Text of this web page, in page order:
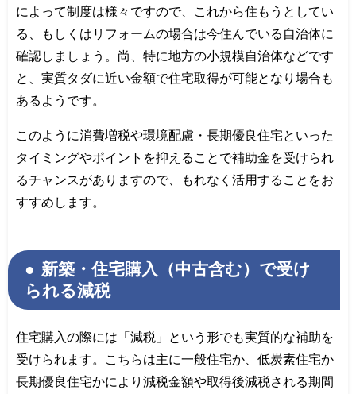
によって制度は様々ですので、これから住もうとしてい
る、もしくはリフォームの場合は今住んでいる自治体に
確認しましょう。尚、特に地方の小規模自治体などです
と、実質タダに近い金額で住宅取得が可能となり場合も
あるようです。
このように消費増税や環境配慮・長期優良住宅といった
タイミングやポイントを抑えることで補助金を受けられ
るチャンスがありますので、もれなく活用することをお
すすめします。
新築・住宅購入（中古含む）で受け
られる減税
住宅購入の際には「減税」という形でも実質的な補助を
受けられます。こちらは主に一般住宅か、低炭素住宅か
長期優良住宅かにより減税金額や取得後減税される期間